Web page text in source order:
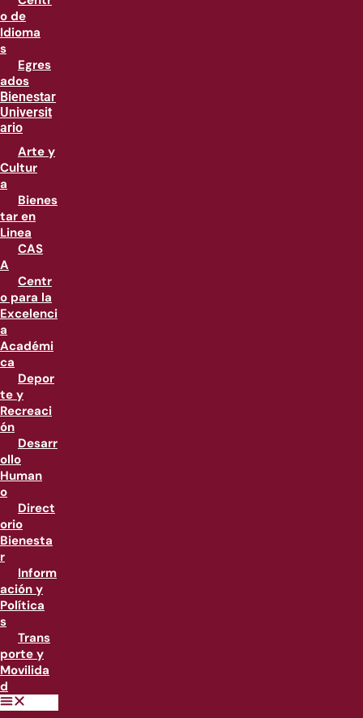
o de
Idioma
s
Egres
ados
Bienestar
Universit
ario
Arte y
Cultur
a
Bienes
tar en
Linea
CAS
A
Centr
o para la
Excelenci
a
Académi
ca
Depor
te y
Recreaci
ón
Desarr
ollo
Human
o
Direct
orio
Bienesta
r
Inform
ación y
Política
s
Trans
porte y
Movilida
d